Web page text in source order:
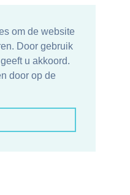
om de website
Door gebruik
u akkoord.
door op de